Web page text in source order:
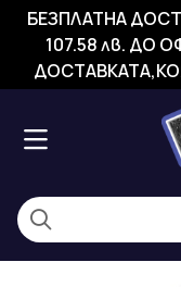
БЕЗПЛАТНА
107.58 лв. ДО